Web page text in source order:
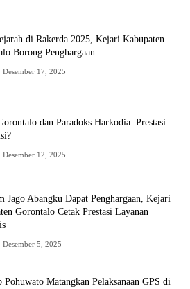
di Rakerda 2025, Kejari Kabupaten
Borong Penghargaan
Desember 17, 2025
dan Paradoks Harkodia: Prestasi
Desember 12, 2025
Jago Abangku Dapat Penghargaan, Kejari
Gorontalo Cetak Prestasi Layanan
Desember 5, 2025
Pohuwato Matangkan Pelaksanaan GPS di